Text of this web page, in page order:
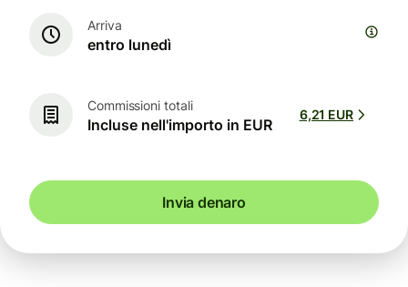
Arriva
entro lunedì
Commissioni totali
Incluse nell'importo in EUR
6,21 EUR
Invia denaro